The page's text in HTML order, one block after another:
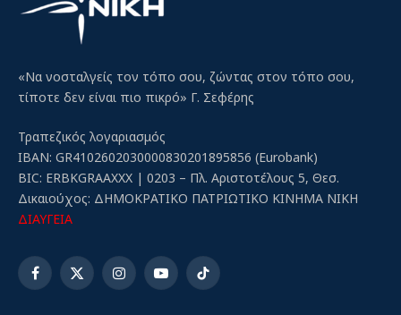
«Να νοσταλγείς τον τόπο σου, ζώντας στον τόπο σου,
τίποτε δεν είναι πιο πικρό» Γ. Σεφέρης
Τραπεζικός λογαριασμός
IBAN: GR4102602030000830201895856 (Eurobank)
BIC: ERBKGRAAXXX | 0203 – Πλ. Αριστοτέλους 5, Θεσ.
Δικαιούχος: ΔΗΜΟΚΡΑΤΙΚΟ ΠΑΤΡΙΩΤΙΚΟ ΚΙΝΗΜΑ ΝΙΚΗ
ΔΙΑΥΓΕΙΑ
Facebook
X
InstagramYouTubeTikTok